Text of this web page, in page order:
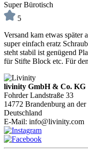
Super Bürotisch
5
Versand kam etwas später
super einfach eratz
steht stabil ist genügend
für Stifte Block etc. Für
livinity GmbH & Co. KG
Fohrder Landstraße 33
14772 Brandenburg an
Deutschland
E-Mail: info@livinity.com